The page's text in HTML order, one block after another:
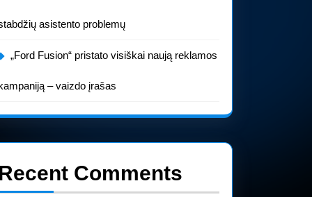
asistento problemų
„Ford Fusion“ pristato visiškai naują reklamos
– vaizdo įrašas
Comments